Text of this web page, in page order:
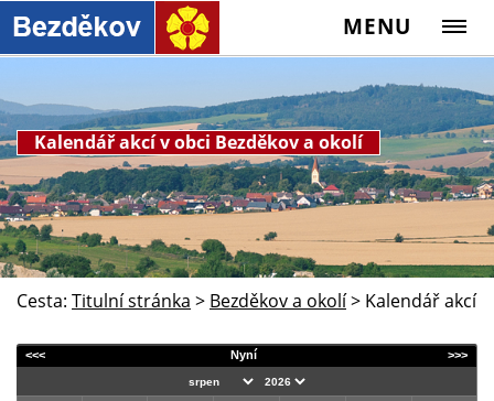
MENU
Kalendář akcí v obci Bezděkov a okolí
Cesta: Titulní stránka > Bezděkov a okolí> Kalendář akcí
<<< Nyní >>>